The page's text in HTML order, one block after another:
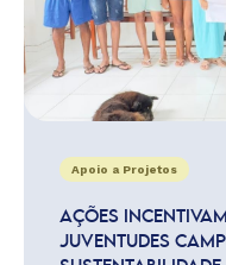
Apoio a Projetos
AÇÕES
JUVENTUDES